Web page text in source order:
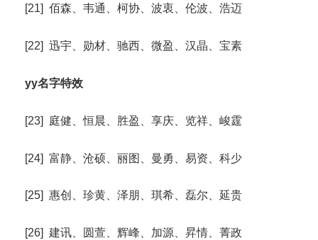
[21] 佰森、韦通、柯协、波衷、伦波、浩迈
[22] 迅宇、勋材、驰西、微盈、汉晶、宝素
yy名字特效
[23] 庭健、恒晨、胜盈、享庆、览祥、峻霆
[24] 富静、沧硕、丽图、曼勇、易资、科少
[25] 惠创、珍黄、泽朋、琪希、磊尔、延贵
[26] 建讯、圆萱、辉峰、加源、昇情、菁政